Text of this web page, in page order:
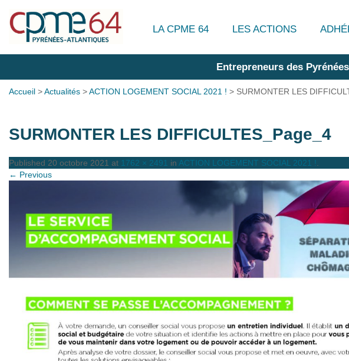
LA CPME 64 LES ACTIONS
Entrepreneurs des
Accueil >Actualités >ACTION LOGEMENT SOCIAL 2021 ! > SURMONTER LES
SURMONTER LES DIFFICULTES_Page_4
Published 20 octobre 2021 at 1762 × 2491 in ACTION LOGEMENT SOCIAL 2021 !
← Previous